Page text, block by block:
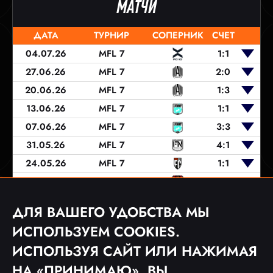
МАТЧИ
ДАТА ТУРНИР СОПЕРНИК
СЧЕТ
04.07.26
MFL 7
1:1
27.06.26
MFL 7
2:0
20.06.26
MFL 7
1:3
13.06.26
MFL 7
1:1
07.06.26
MFL 7
3:3
31.05.26
MFL 7
4:1
24.05.26
MFL 7
1:1
16.05.26
MFL 7
2:0
03.05.26
MFL 7
ДЛЯ ВАШЕГО УДОБСТВА МЫ
ИСПОЛЬЗУЕМ COOKIES.
ИСПОЛЬЗУЯ САЙТ ИЛИ НАЖИМАЯ